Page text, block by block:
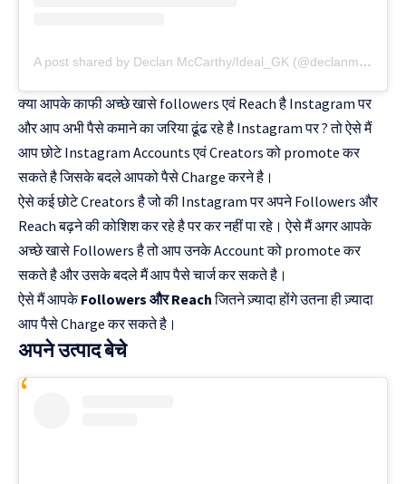
A post shared by Declan McCarthy/Ideal_GK (@declanmccarthyofficial)
क्या आपके काफी अच्छे खासे followers एवं Reach है Instagram पर
और आप अभी पैसे कमाने का जरिया ढूंढ रहे है Instagram पर ? तो ऐसे मैं
आप छोटे Instagram Accounts एवं Creators को promote कर
सकते है जिसके बदले आपको पैसे Charge करने है।
ऐसे कई छोटे Creators है जो की Instagram पर अपने Followers और
Reach बढ़ने की कोशिश कर रहे है पर कर नहीं पा रहे। ऐसे मैं अगर आपके
अच्छे खासे Followers है तो आप उनके Account को promote कर
सकते है और उसके बदले मैं आप पैसे चार्ज कर सकते है।
ऐसे मैं आपकेFollowers और Reachजितने ज़्यादा होंगे उतना ही ज़्यादा
आप पैसे Charge कर सकते है।
अपने उत्पाद बेचे